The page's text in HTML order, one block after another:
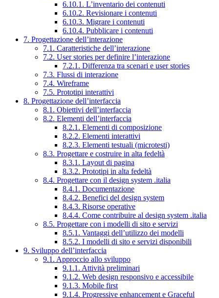
6.10.1. L’inventario dei contenuti
6.10.2. Revisionare i contenuti
6.10.3. Migrare i contenuti
6.10.4. Pubblicare i contenuti
7. Progettazione dell’interazione
7.1. Caratteristiche dell’interazione
7.2. User stories per definire l’interazione
7.2.1. Differenza tra scenari e user stories
7.3. Flussi di interazione
7.4. Wireframe
7.5. Prototipi interattivi
8. Progettazione dell’interfaccia
8.1. Obiettivi dell’interfaccia
8.2. Elementi dell’interfaccia
8.2.1. Elementi di composizione
8.2.2. Elementi interattivi
8.2.3. Elementi testuali (microtesti)
8.3. Progettare e costruire in alta fedeltà
8.3.1. Layout di pagina
8.3.2. Prototipi in alta fedeltà
8.4. Progettare con il design system .italia
8.4.1. Documentazione
8.4.2. Benefici del design system
8.4.3. Risorse operative
8.4.4. Come contribuire al design system .italia
8.5. Progettare con i modelli di sito e servizi
8.5.1. Vantaggi dell’utilizzo dei modelli
8.5.2. I modelli di sito e servizi disponibili
9. Sviluppo dell’interfaccia
9.1. Approccio allo sviluppo
9.1.1. Attività preliminari
9.1.2. Web design responsivo e accessibile
9.1.3. Mobile first
9.1.4. Progressive enhancement e Graceful